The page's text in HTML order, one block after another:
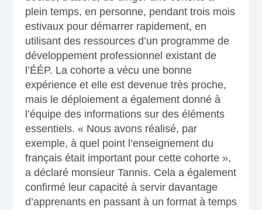
plein temps, en personne, pendant trois mois
estivaux pour démarrer rapidement, en
utilisant des ressources d’un programme de
développement professionnel existant de
l’ÉÉP. La cohorte a vécu une bonne
expérience et elle est devenue très proche,
mais le déploiement a également donné à
l’équipe des informations sur des éléments
essentiels. « Nous avons réalisé, par
exemple, à quel point l’enseignement du
français était important pour cette cohorte »,
a déclaré monsieur Tannis. Cela a également
confirmé leur capacité à servir davantage
d’apprenants en passant à un format à temps